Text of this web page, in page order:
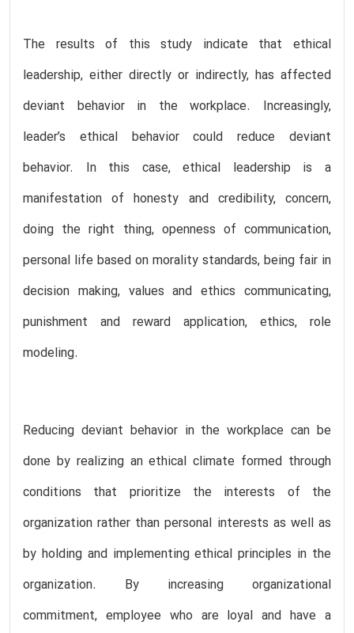
The results of this study indicate that ethical
leadership, either directly or indirectly, has affected
deviant behavior in the workplace. Increasingly,
leader’s ethical behavior could reduce deviant
behavior. In this case, ethical leadership is a
manifestation of honesty and credibility, concern,
doing the right thing, openness of communication,
personal life based on morality standards, being fair in
decision making, values and ethics communicating,
punishment and reward application, ethics, role
modeling.
Reducing deviant behavior in the workplace can be
done by realizing an ethical climate formed through
conditions that prioritize the interests of the
organization rather than personal interests as well as
by holding and implementing ethical principles in the
organization. By increasing organizational
commitment, employee who are loyal and have a